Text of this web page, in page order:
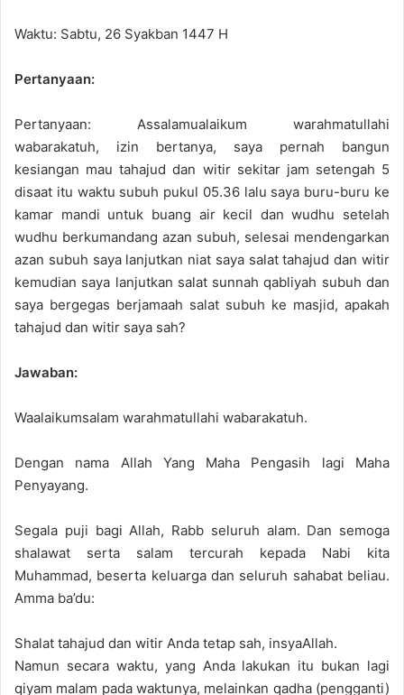
Waktu: Sabtu, 26 Syakban 1447 H
Pertanyaan:
Pertanyaan: Assalamualaikum warahmatullahi
wabarakatuh, izin bertanya, saya pernah bangun
kesiangan mau tahajud dan witir sekitar jam setengah 5
disaat itu waktu subuh pukul 05.36 lalu saya buru-buru ke
kamar mandi untuk buang air kecil dan wudhu setelah
wudhu berkumandang azan subuh, selesai mendengarkan
azan subuh saya lanjutkan niat saya salat tahajud dan witir
kemudian saya lanjutkan salat sunnah qabliyah subuh dan
saya bergegas berjamaah salat subuh ke masjid, apakah
tahajud dan witir saya sah?
Jawaban:
Waalaikumsalam warahmatullahi wabarakatuh.
Dengan nama Allah Yang Maha Pengasih lagi Maha
Penyayang.
Segala puji bagi Allah, Rabb seluruh alam. Dan semoga
shalawat serta salam tercurah kepada Nabi kita
Muhammad, beserta keluarga dan seluruh sahabat beliau.
Amma ba’du:
Shalat tahajud dan witir Anda tetap sah, insyaAllah.
Namun secara waktu, yang Anda lakukan itu bukan lagi
qiyam malam pada waktunya, melainkan qadha (pengganti)